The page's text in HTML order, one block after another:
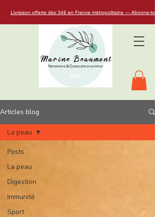
Livraison offerte dès 34€ en France métropolitaine — Abonne-toi
Articles blog
Posts
La peau
Digestion
Immunité
Sport
La peau